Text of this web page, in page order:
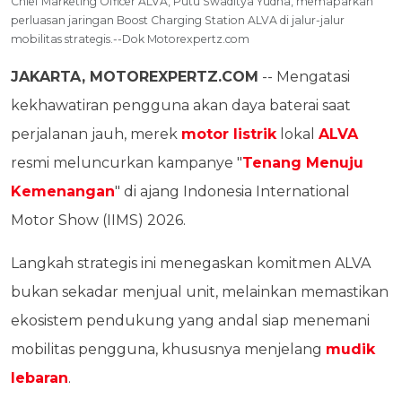
perluasan jaringan Boost Charging Station ALVA di jalur-jalur
mobilitas strategis.--Dok Motorexpertz.com
JAKARTA, MOTOREXPERTZ.COM -- Mengatasi
kekhawatiran pengguna akan daya baterai saat
perjalanan jauh, merek motor listrik lokal ALVA
resmi meluncurkan kampanye "Tenang Menuju
Kemenangan" di ajang Indonesia International
Motor Show (IIMS) 2026.
Langkah strategis ini menegaskan komitmen ALVA
bukan sekadar menjual unit, melainkan memastikan
ekosistem pendukung yang andal siap menemani
mobilitas pengguna, khususnya menjelang mudik
lebaran.